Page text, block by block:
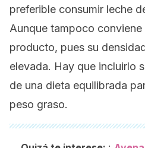
preferible consumir leche
Aunque tampoco
producto, pues su
elevada. Hay que incluirlo
de una dieta equilibrada
peso graso.